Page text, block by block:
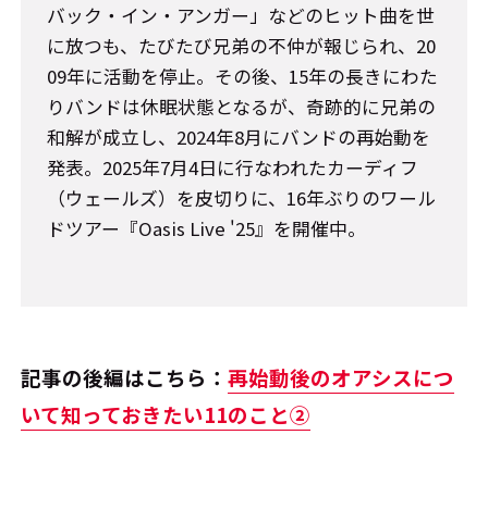
バック・イン・アンガー」などのヒット曲を世
に放つも、たびたび兄弟の不仲が報じられ、20
09年に活動を停止。その後、15年の長きにわた
りバンドは休眠状態となるが、奇跡的に兄弟の
和解が成立し、2024年8月にバンドの再始動を
発表。2025年7月4日に行なわれたカーディフ
（ウェールズ）を皮切りに、16年ぶりのワール
ドツアー『Oasis Live '25』を開催中。
記事の後編はこちら：再始動後のオアシスにつ
いて知っておきたい11のこと②